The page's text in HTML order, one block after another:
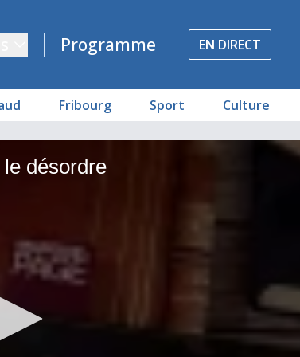
Programme EN DIRECT
Fribourg Sport Culture
désordre